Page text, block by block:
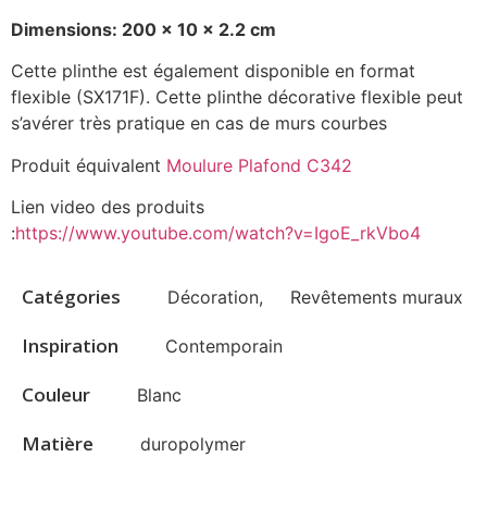
Dimensions: 200 x 10 x 2.2 cm
Cette plinthe est également disponible en format
flexible (SX171F). Cette plinthe décorative flexible peut
s’avérer très pratique en cas de murs courbes
Produit équivalent Moulure Plafond C342
Lien video des produits
:https://www.youtube.com/watch?v=IgoE_rkVbo4
Catégories Décoration, Revêtements muraux
Inspiration Contemporain
Couleur Blanc
Matière duropolymer